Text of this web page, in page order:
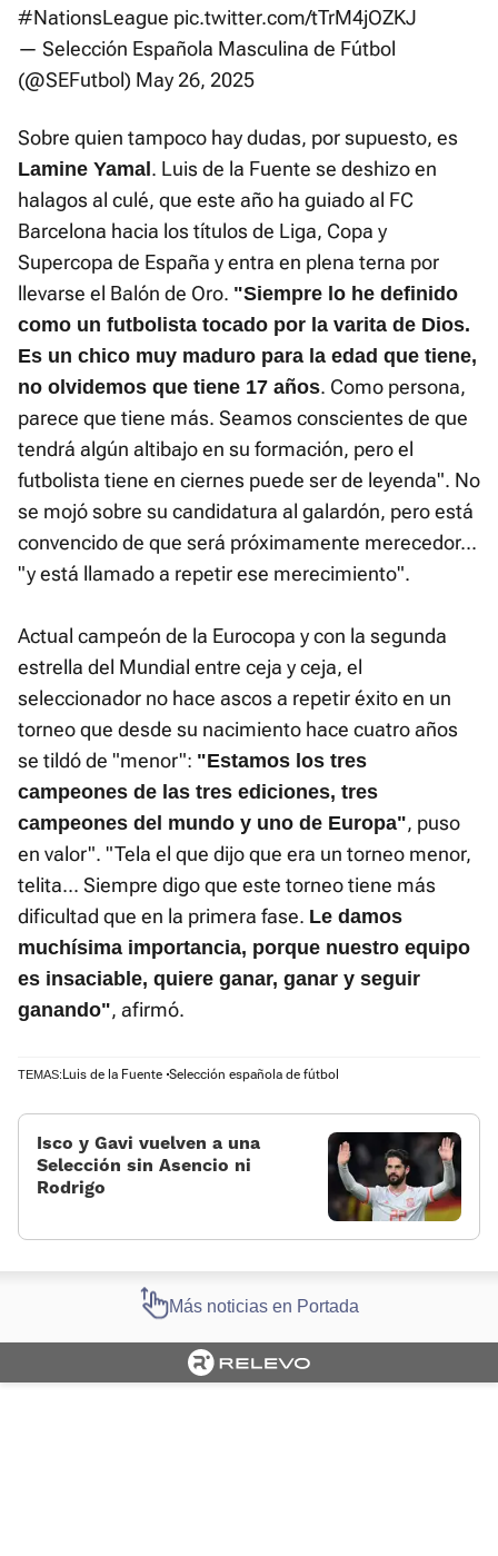
#NationsLeague pic.twitter.com/tTrM4jOZKJ
— Selección Española Masculina de Fútbol
(@SEFutbol) May 26, 2025
Sobre quien tampoco hay dudas, por supuesto, es
Lamine Yamal . Luis de la Fuente se deshizo en
halagos al culé, que este año ha guiado al FC
Barcelona hacia los títulos de Liga, Copa y
Supercopa de España y entra en plena terna por
llevarse el Balón de Oro. "Siempre lo he definido
como un futbolista tocado por la varita de Dios.
Es un chico muy maduro para la edad que tiene,
no olvidemos que tiene 17 años. Como persona,
parece que tiene más. Seamos conscientes de que
tendrá algún altibajo en su formación, pero el
futbolista tiene en ciernes puede ser de leyenda". No
se mojó sobre su candidatura al galardón, pero está
convencido de que será próximamente merecedor...
"y está llamado a repetir ese merecimiento".
Actual campeón de la Eurocopa y con la segunda
estrella del Mundial entre ceja y ceja, el
seleccionador no hace ascos a repetir éxito en un
torneo que desde su nacimiento hace cuatro años
se tildó de "menor": "Estamos los tres
campeones de las tres ediciones, tres
campeones del mundo y uno de Europa", puso
en valor". "Tela el que dijo que era un torneo menor,
telita... Siempre digo que este torneo tiene más
dificultad que en la primera fase. Le damos
muchísima importancia, porque nuestro equipo
es insaciable, quiere ganar, ganar y seguir
ganando", afirmó.
TEMAS: Luis de la Fuente Selección española de fútbol
Isco y Gavi vuelven a una
Selección sin Asencio ni
Rodrigo
Más noticias en Portada